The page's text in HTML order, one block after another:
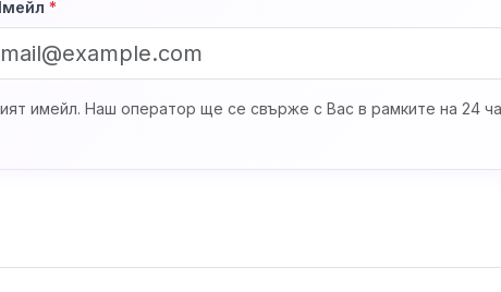
*
имейл. Наш оператор ще се свърже с Вас в рамките на 24